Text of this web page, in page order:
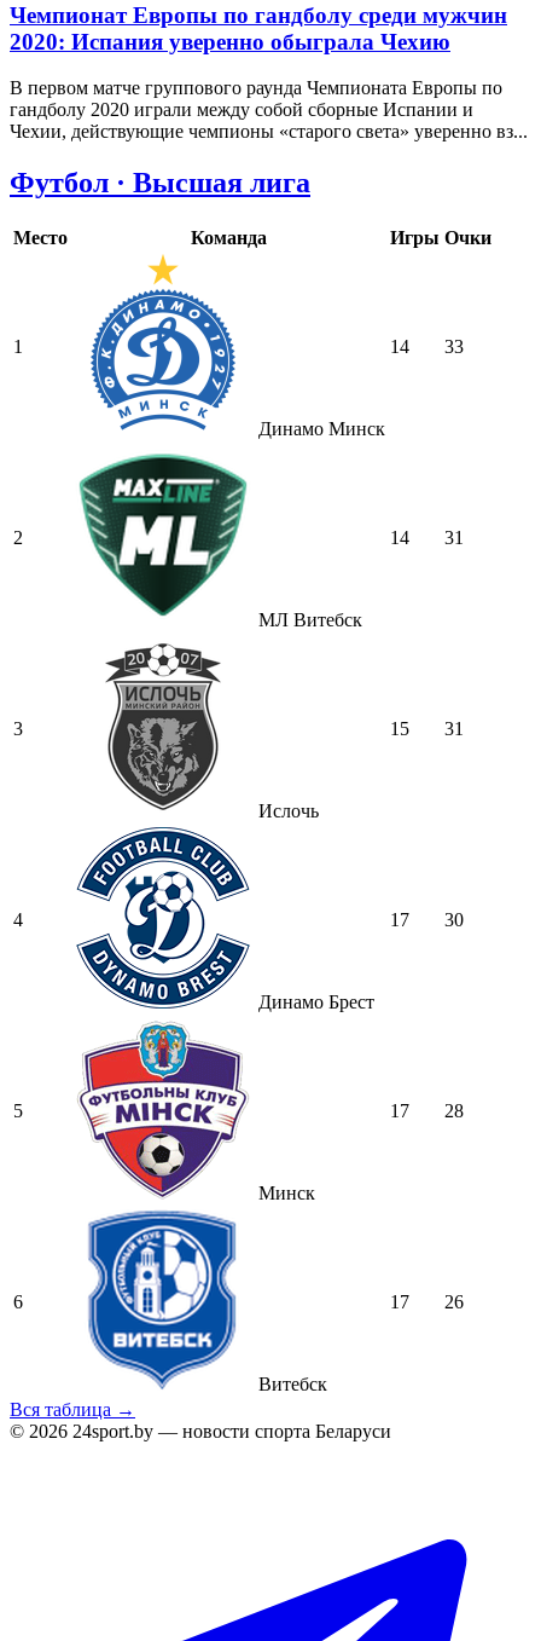
Чемпионат Европы по гандболу среди мужчин
2020: Испания уверенно обыграла Чехию
В первом матче группового раунда Чемпионата Европы по
гандболу 2020 играли между собой сборные Испании и
Чехии, действующие чемпионы «старого света» уверенно вз...
Футбол · Высшая лига
Место Команда Игры Очки
1
Динамо Минск
14 33
2
МЛ Витебск
14 31
3
Ислочь
15 31
4
Динамо Брест
17 30
5
Минск
17 28
6
Витебск
17 26
Вся таблица →
© 2026 24sport.by — новости спорта Беларуси